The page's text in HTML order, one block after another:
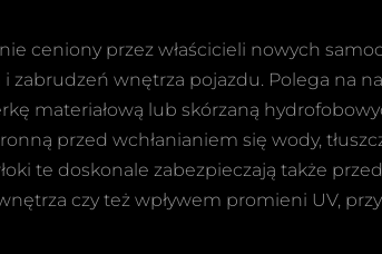
ceniony przez właścicieli nowych
zabrudzeń wnętrza pojazdu. Polega na
materiałową lub skórzaną
przed wchłanianiem się wody,
te doskonale zabezpieczają także
czy też wpływem promieni UV,